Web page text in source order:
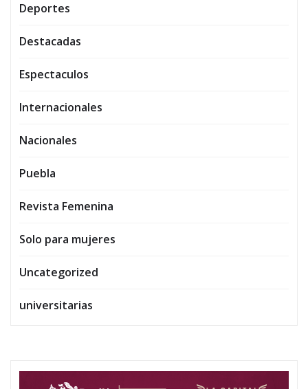
Deportes
Destacadas
Espectaculos
Internacionales
Nacionales
Puebla
Revista Femenina
Solo para mujeres
Uncategorized
universitarias